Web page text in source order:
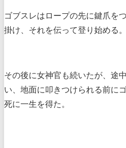
ゴブスレはロープの先に鍵爪を
掛け、それを伝って登り始める。
その後に女神官も続いたが、途
い、地面に叩きつけられる前に
死に一生を得た。